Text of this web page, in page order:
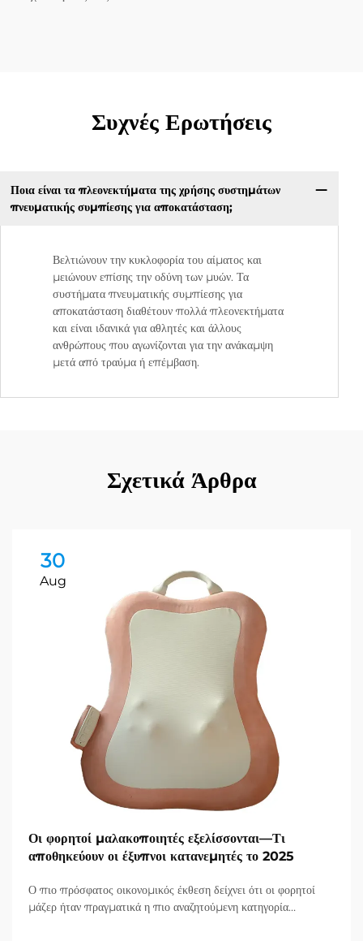
Συχνές Ερωτήσεις
Ποια είναι τα πλεονεκτήματα της χρήσης συστημάτων
πνευματικής συμπίεσης για αποκατάσταση;
Βελτιώνουν την κυκλοφορία του αίματος και
μειώνουν επίσης την οδύνη των μυών. Τα
συστήματα πνευματικής συμπίεσης για
αποκατάσταση διαθέτουν πολλά πλεονεκτήματα
και είναι ιδανικά για αθλητές και άλλους
ανθρώπους που αγωνίζονται για την ανάκαμψη
μετά από τραύμα ή επέμβαση.
Σχετικά Άρθρα
30
Aug
Οι φορητοί μαλακοποιητές εξελίσσονται—Τι
αποθηκεύουν οι έξυπνοι κατανεμητές το 2025
Ο πιο πρόσφατος οικονομικός έκθεση δείχνει ότι οι φορητοί
μάζερ ήταν πραγματικά η πιο αναζητούμενη κατηγορία